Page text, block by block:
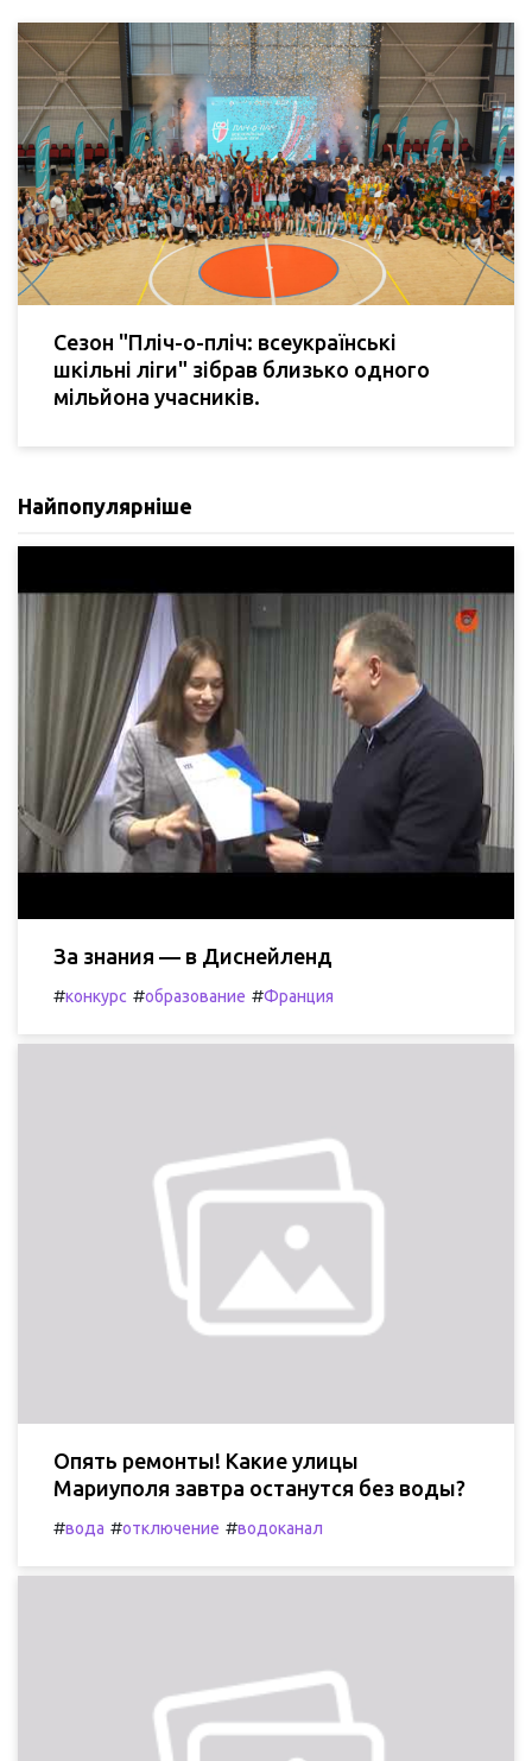
Сезон "Пліч-о-пліч: всеукраїнські
шкільні ліги" зібрав близько одного
мільйона учасників.
Найпопулярніше
За знания — в Диснейленд
#конкурс #образование #Франция
Опять ремонты! Какие улицы
Мариуполя завтра останутся без воды?
#вода #отключение #водоканал